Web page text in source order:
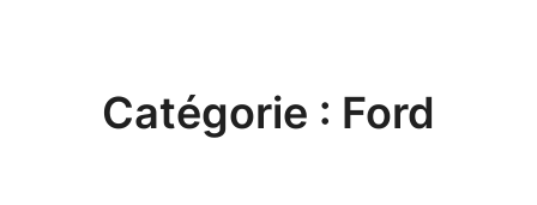
Catégorie : Ford